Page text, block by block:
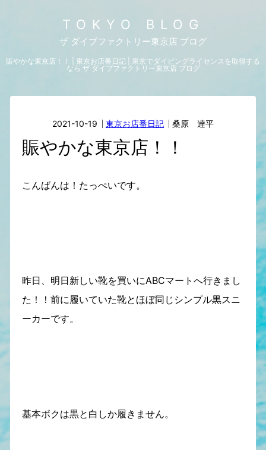
TOKYO BLOG
ザ ダイブファクトリー東京店 ブログ
賑やかな東京店！！ | 東京お店番日記 | 東京でダイビングライセンスを取得する
なら ザ ダイブファクトリー東京店 ブログ
2021-10-19 東京お店番日記 桑原 逹平
賑やかな東京店！！
こんばんは！たっぺいです。
昨日、明日新しい靴を買いにABCマートへ行きまし
た！！前に履いていた靴とほぼ同じシンプル黒スニ
ーカーです。
基本ボクは黒と白しか履きません。